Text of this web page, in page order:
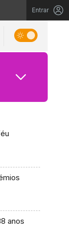
Entrar
anos